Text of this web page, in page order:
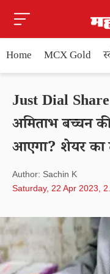
Home MCX Gold
Just Dial
अमिताभ बच्चन
आएगा? शेयर का
Author: Sachin K
Saturday, 22 Apr 2023,